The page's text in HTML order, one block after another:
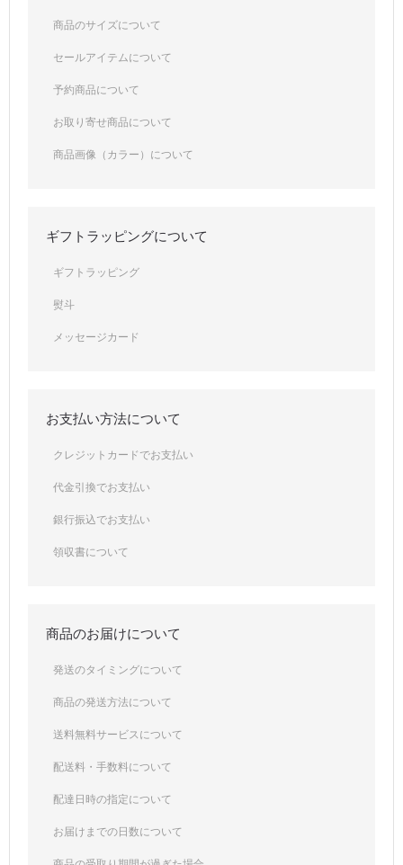
商品のサイズについて
セールアイテムについて
予約商品について
お取り寄せ商品について
商品画像（カラー）について
ギフトラッピングについて
ギフトラッピング
熨斗
メッセージカード
お支払い方法について
クレジットカードでお支払い
代金引換でお支払い
銀行振込でお支払い
領収書について
商品のお届けについて
発送のタイミングについて
商品の発送方法について
送料無料サービスについて
配送料・手数料について
配達日時の指定について
お届けまでの日数について